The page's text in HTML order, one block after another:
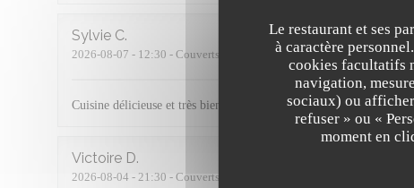
Le restaurant et ses
à caractère
cookies facultatifs
navigation,
sociaux) ou
refuser » ou «
moment en
Sylvie C
2026-08-07 - 12:30 - Couverts 2
Cuisine délicieuse et très bien préparée !
Victoire D
2026-08-04 - 21:30 - Couverts 2